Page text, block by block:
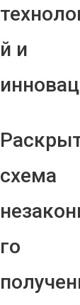
й и
схема
го